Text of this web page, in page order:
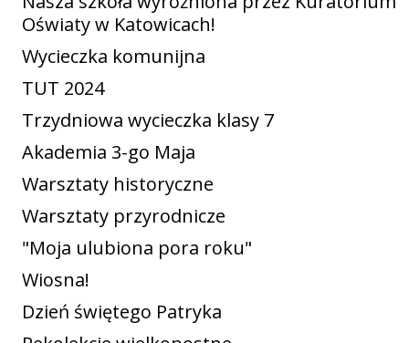
Oświaty w Katowicach!
Wycieczka komunijna
TUT 2024
Trzydniowa wycieczka klasy 7
Akademia 3-go Maja
Warsztaty historyczne
Warsztaty przyrodnicze
"Moja ulubiona pora roku"
Wiosna!
Dzień świętego Patryka